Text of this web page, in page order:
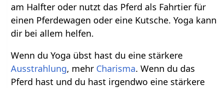
am Halfter oder nutzt das Pferd als Fahrtier für
einen Pferdewagen oder eine Kutsche. Yoga kann
dir bei allem helfen.
Wenn du Yoga übst hast du eine stärkere
Ausstrahlung, mehr Charisma. Wenn du das
Pferd hast und du hast irgendwo eine stärkere